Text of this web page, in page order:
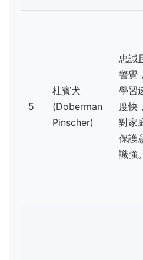
5
杜賓犬
(Doberman
Pinscher)
忠誠
警覺，
學習
度快，
對家
保護
識強。